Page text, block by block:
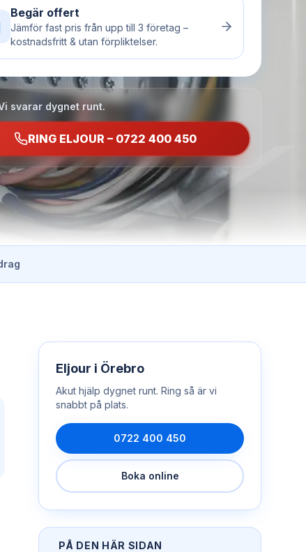
Begär offert
Jämför fast pris från upp till 3 företag –
kostnadsfritt & utan förpliktelser.
svarar dygnet runt.
RING ELJOUR – 0722 400 450
Eljour i Örebro
Akut hjälp dygnet runt. Ring så är vi
snabbt på plats.
0722 400 450
Boka online
PÅ DEN HÄR SIDAN